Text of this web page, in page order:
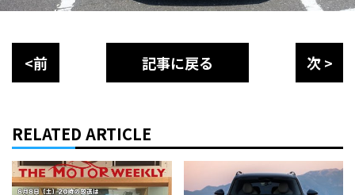
<前 記事に戻る 次 >
RELATED ARTICLE